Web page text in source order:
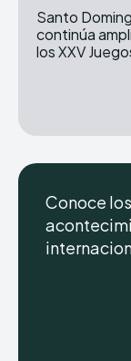
Santo
continúa
los XXV
Conoce